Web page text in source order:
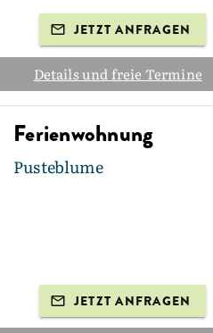
JETZT ANFRAGEN
Details und freie Termine
Ferienwohnung
Pusteblume
JETZT ANFRAGEN